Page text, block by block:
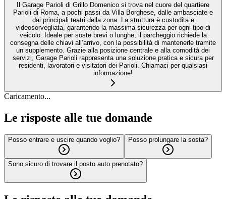
Il Garage Parioli di Grillo Domenico si trova nel cuore del quartiere
Parioli di Roma, a pochi passi da Villa Borghese, dalle ambasciate e
dai principali teatri della zona. La struttura è custodita e
videosorvegliata, garantendo la massima sicurezza per ogni tipo di
veicolo. Ideale per soste brevi o lunghe, il parcheggio richiede la
consegna delle chiavi all’arrivo, con la possibilità di mantenerle tramite
un supplemento. Grazie alla posizione centrale e alla comodità dei
servizi, Garage Parioli rappresenta una soluzione pratica e sicura per
residenti, lavoratori e visitatori dei Parioli. Chiamaci per qualsiasi
informazione!
Caricamento...
Le risposte alle tue domande
Posso entrare e uscire quando voglio? Posso prolungare la sosta?
Sono sicuro di trovare il posto auto prenotato?